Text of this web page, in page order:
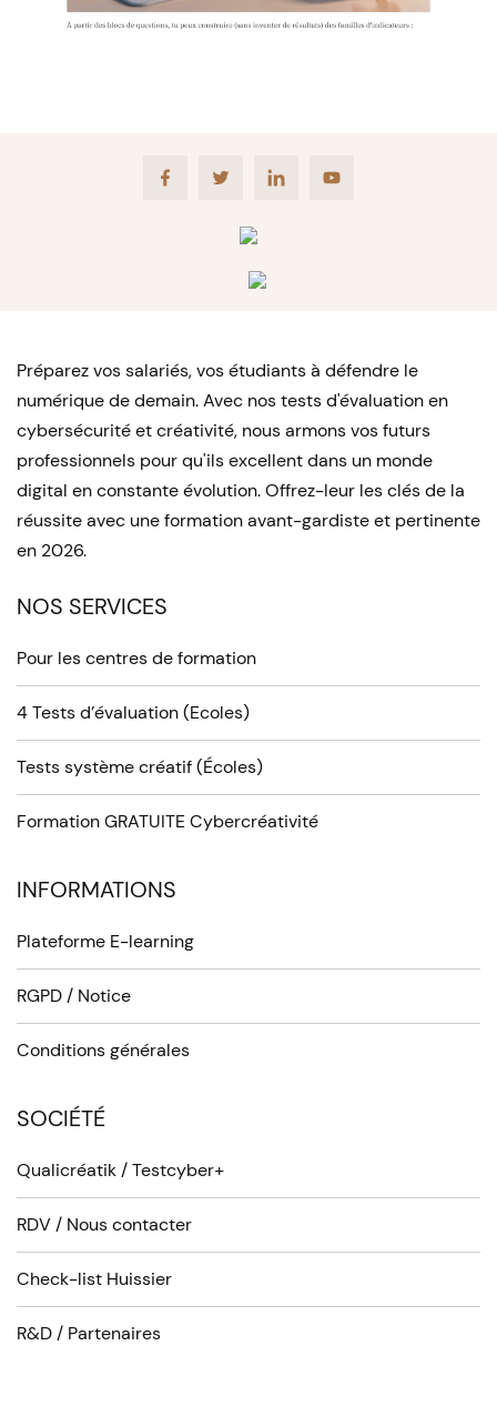
FacebookTwitter LinkedIn Youtube
Préparez vos salariés, vos étudiants à défendre le
numérique de demain. Avec nos tests d'évaluation en
cybersécurité et créativité, nous armons vos futurs
professionnels pour qu'ils excellent dans un monde
digital en constante évolution. Offrez-leur les clés de la
réussite avec une formation avant-gardiste et pertinente
en 2026.
NOS SERVICES
Pour les centres de formation
4 Tests d’évaluation (Ecoles)
Tests système créatif (Écoles)
Formation GRATUITE Cybercréativité
INFORMATIONS
Plateforme E-learning
RGPD / Notice
Conditions générales
SOCIÉTÉ
Qualicréatik / Testcyber+
RDV / Nous contacter
Check-list Huissier
R&D / Partenaires